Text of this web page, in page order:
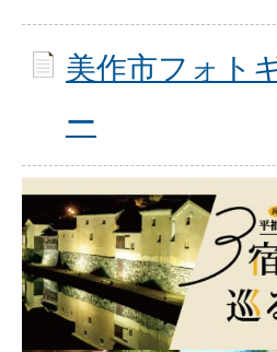
美作市フォト
ー